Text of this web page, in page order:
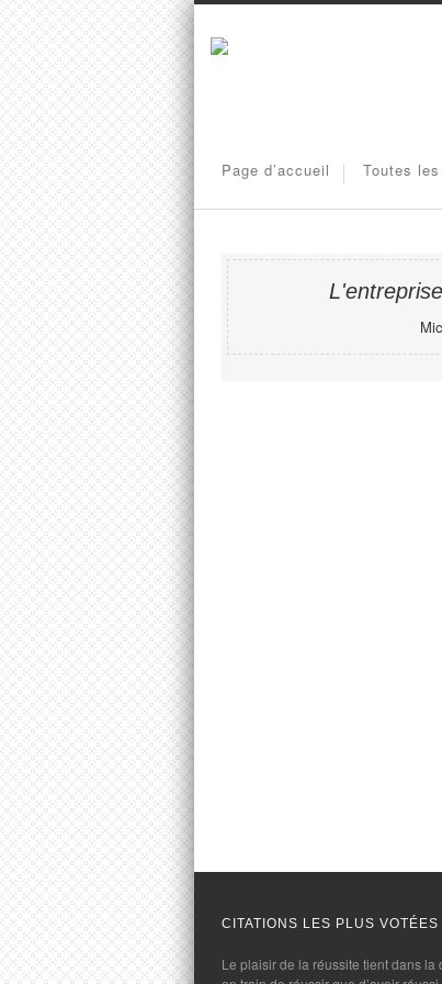
Page d’accueil Toutes
CITATIONS LES PLUS VOTÉES
Le plaisir de la réussite tient dans la